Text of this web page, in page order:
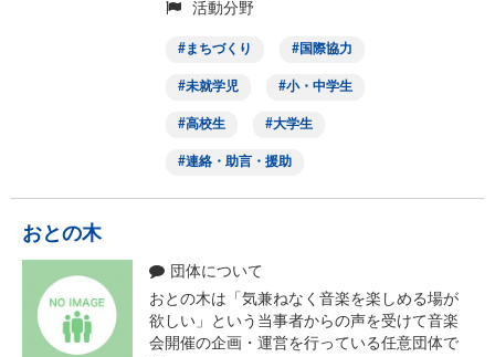
活動分野
まちづくり 国際協力
未就学児 小・中学生
高校生 大学生
連絡・助言・援助
おとの木
団体について
おとの木は「気兼ねなく音楽を楽しめる場が
欲しい」という当事者からの声を受けて音楽
会開催の企画・運営を行っている任意団体で